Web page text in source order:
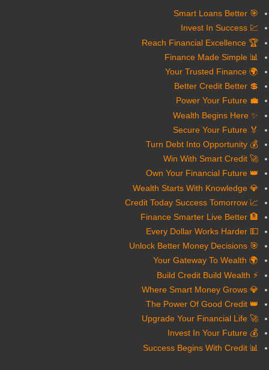
🎯 Smart Loans Better
💹 Invest In Success
🏆 Reach Financial Excellence
📊 Finance Made Simple
🌍 Your Trusted Finance
💲 Better Credit Better
💼 Power Your Future
✨ Wealth Begins Here
🏅 Secure Your Future
💰 Turn Debt Into Opportunity
🚀 Win With Smart Credit
👑 Own Your Financial Future
💎 Wealth Starts With Knowledge
📈 Credit Today Success Tomorrow
🏦 Finance Smarter Live Better
💵 Every Dollar Works Harder
🎯 Unlock Better Money Decisions
🌍 Your Gateway To Wealth
⚡ Build Credit Build Wealth
💎 Where Smart Money Grows
👑 The Power Of Good Credit
🚀 Upgrade Your Financial Life
💰 Invest In Your Future
📊 Success Begins With Credit